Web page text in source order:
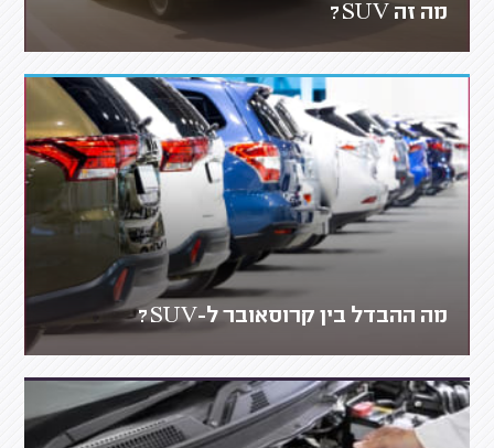
מה זה SUV?
מה ההבדל בין קרוסאובר ל-SUV?